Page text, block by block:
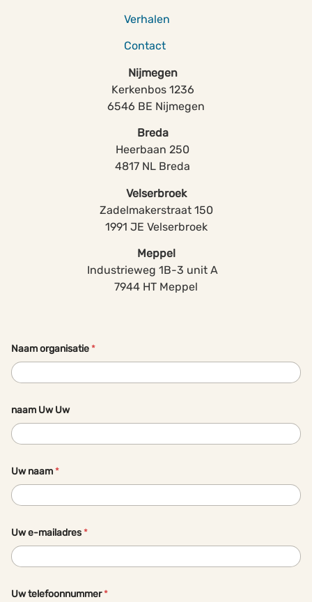
Verhalen
Contact
Nijmegen
Kerkenbos 1236
6546 BE Nijmegen
Breda
Heerbaan 250
4817 NL Breda
Velserbroek
Zadelmakerstraat 150
1991 JE Velserbroek
Meppel
Industrieweg 1B-3 unit A
7944 HT Meppel
Naam organisatie*
naam Uw Uw
Uw naam*
Uw e-mailadres*
Uw telefoonnummer*